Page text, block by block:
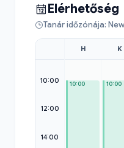
Elérhetőség
Tanár időzónája:
10:00
12:00
14:00
H
10:00
K
10:00